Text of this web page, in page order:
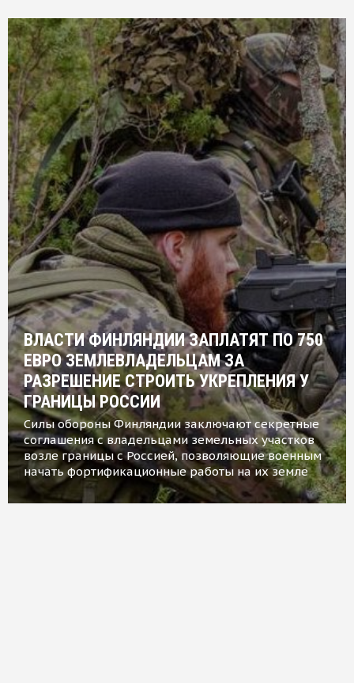
ВЛАСТИ ФИНЛЯНДИИ ЗАПЛАТЯТ ПО 750
ЕВРО ЗЕМЛЕВЛАДЕЛЬЦАМ ЗА
РАЗРЕШЕНИЕ СТРОИТЬ УКРЕПЛЕНИЯ У
ГРАНИЦЫ РОССИИ
Силы обороны Финляндии заключают секретные
соглашения с владельцами земельных участков
возле границы с Россией, позволяющие военным
начать фортификационные работы на их земле